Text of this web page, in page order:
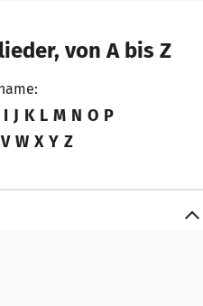
von A bis Z
I J K L M N O P
V W X Y Z